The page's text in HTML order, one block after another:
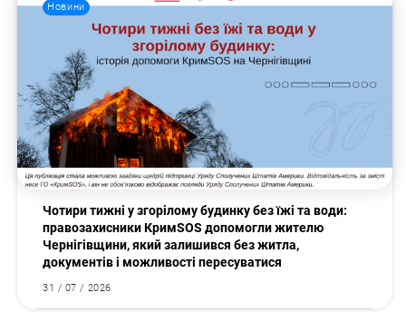
Новини
Чотири тижні у згорілому будинку без їжі та води:
правозахисники КримSOS допомогли жителю
Чернігівщини, який залишився без житла,
документів і можливості пересуватися
31 / 07 / 2026